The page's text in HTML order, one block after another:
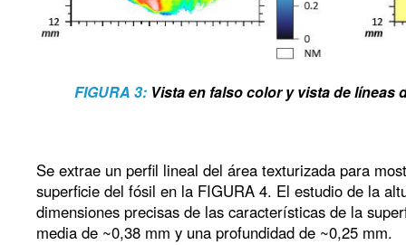
FIGURA 3: Vista en falso color y vista de líneas
Se extrae un perfil lineal del área texturizada para
superficie del fósil en la FIGURA 4. El estudio de la
dimensiones precisas de las características de la
media de ~0,38 mm y una profundidad de ~0,25 mm.